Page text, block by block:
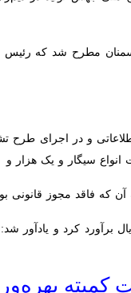
شد که رئیس ستاد با
مجموع محموله‌های کشف شده را ۵۰
عضو کمیته